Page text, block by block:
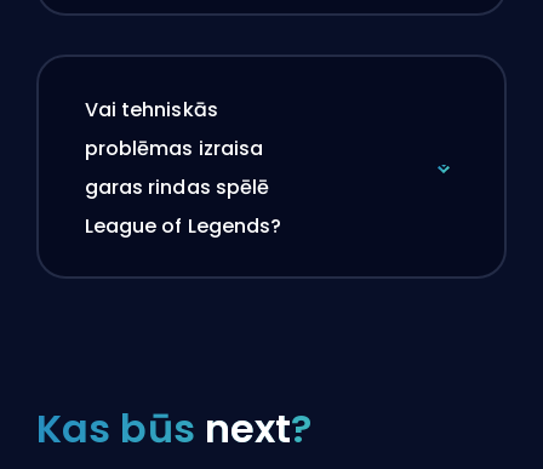
Vai tehniskās
problēmas izraisa
garas rindas spēlē
League of Legends?
Kas būs next?